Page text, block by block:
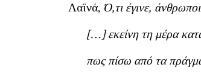
Λαϊνά, Ό,τι έγινε,
[…] εκείνη τη μέρα
πως πίσω από τα